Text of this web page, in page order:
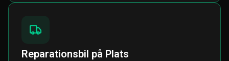
Reparationsbil på Plats